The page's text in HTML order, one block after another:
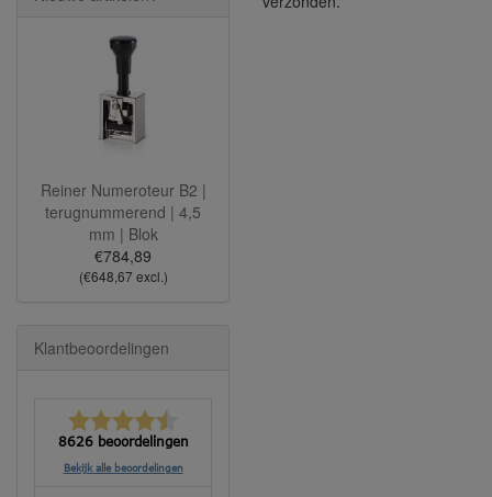
Reiner Numeroteur B2 |
terugnummerend | 4,5
mm | Blok
€784,89
(€648,67 excl.)
Klantbeoordelingen
8626 beoordelingen
Bekijk alle beoordelingen